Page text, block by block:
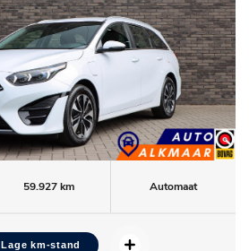
59.927 km Automaat
Lage km-stand